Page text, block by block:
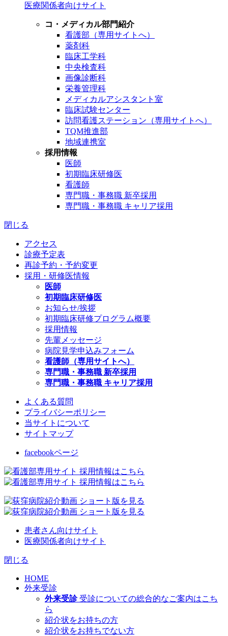
医療関係者向けサイト
コ・メディカル部門紹介
看護部（専用サイトへ）
薬剤科
臨床工学科
中央検査科
画像診断科
栄養管理科
メディカルアシスタント室
臨床試験センター
訪問看護ステーション（専用サイトへ）
TQM推進部
地域連携室
採用情報
医師
初期臨床研修医
看護師
専門職・事務職 新卒採用
専門職・事務職 キャリア採用
閉じる
アクセス
診療予定表
再診予約・予約変更
採用・研修医情報
医師
初期臨床研修医
お知らせ/挨拶
初期臨床研修プログラム概要
採用情報
先輩メッセージ
病院見学申込みフォーム
看護師（専用サイトへ）
専門職・事務職 新卒採用
専門職・事務職 キャリア採用
よくある質問
プライバシーポリシー
当サイトについて
サイトマップ
facebookページ
患者さん向けサイト
医療関係者向けサイト
閉じる
HOME
外来受診
外来受診 受診についての総合的なご案内はこち
ら
紹介状をお持ちの方
紹介状をお持ちでない方